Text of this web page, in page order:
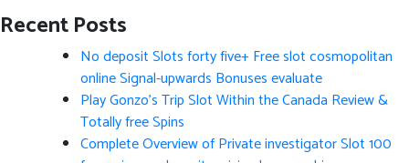
Recent Posts
No deposit Slots forty five+ Free slot cosmopolitan
online Signal-upwards Bonuses evaluate
Play Gonzo’s Trip Slot Within the Canada Review &
Totally free Spins
Complete Overview of Private investigator Slot 100